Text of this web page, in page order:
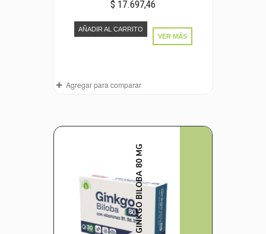
$ 17.697,46
AÑADIR AL CARRITO
VER MÁS
Agregar para comparar
GINKGO BILOBA 80 MG